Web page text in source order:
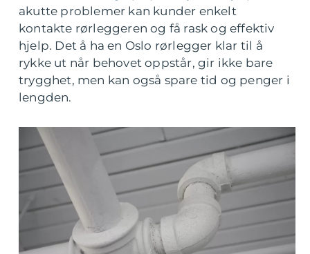
akutte problemer kan kunder enkelt
kontakte rørleggeren og få rask og effektiv
hjelp. Det å ha en Oslo rørlegger klar til å
rykke ut når behovet oppstår, gir ikke bare
trygghet, men kan også spare tid og penger i
lengden.